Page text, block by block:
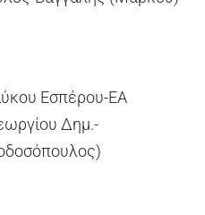
Εσπέρου-ΕΑ
Δημ.-